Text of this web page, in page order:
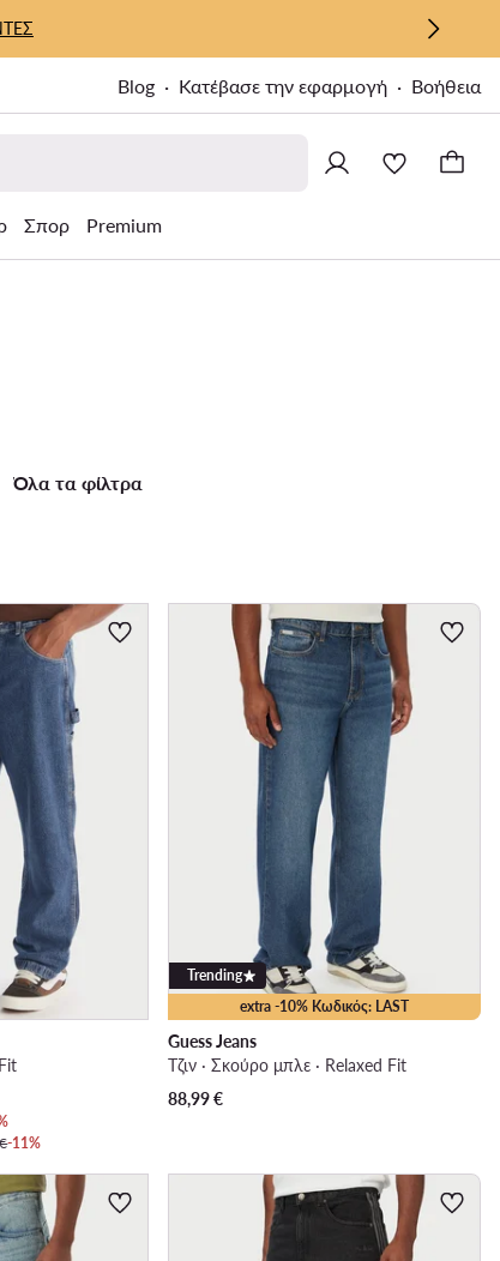
Blog Κατέβασε την εφαρμογή Βοήθεια
Σπορ Premium
Όλα τα φίλτρα
-11%
extra -10% Κωδικός: LAST
Trending
Guess Jeans
Τζιν · Σκούρο μπλε · Relaxed Fit
88,99€